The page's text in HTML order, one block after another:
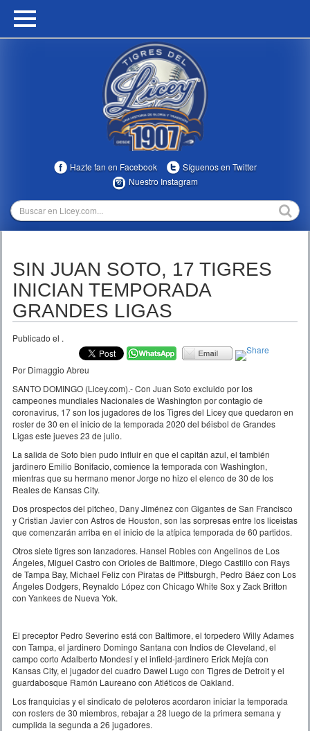
HOME
MULTIMEDIA
TEMPORADAS
Hazte fan en Facebook
Síguenos en Twitter
Nuestro Instagram
SIN JUAN SOTO, 17 TIGRES
INICIAN TEMPORADA
GRANDES LIGAS
Publicado el .
Por Dimaggio Abreu
SANTO DOMINGO (Licey.com).- Con Juan Soto excluido por los
campeones mundiales Nacionales de Washington por contagio de
coronavirus, 17 son los jugadores de los Tigres del Licey que quedaron en
roster de 30 en el inicio de la temporada 2020 del béisbol de Grandes
Ligas este jueves 23 de julio.
La salida de Soto bien pudo influir en que el capitán azul, el también
jardinero Emilio Bonifacio, comience la temporada con Washington,
mientras que su hermano menor Jorge no hizo el elenco de 30 de los
Reales de Kansas City.
Dos prospectos del pitcheo, Dany Jiménez con Gigantes de San Francisco
y Cristian Javier con Astros de Houston, son las sorpresas entre los liceistas
que comenzarán arriba en el inicio de la atípica temporada de 60 partidos.
Otros siete tigres son lanzadores. Hansel Robles con Angelinos de Los
Ángeles, Miguel Castro con Orioles de Baltimore, Diego Castillo con Rays
de Tampa Bay, Michael Feliz con Piratas de Pittsburgh, Pedro Báez con Los
Ángeles Dodgers, Reynaldo López con Chicago White Sox y Zack Britton
con Yankees de Nueva Yok.
El preceptor Pedro Severino está con Baltimore, el torpedero Willy Adames
con Tampa, el jardinero Domingo Santana con Indios de Cleveland, el
campo corto Adalberto Mondesí y el infield-jardinero Erick Mejía con
Kansas City, el jugador del cuadro Dawel Lugo con Tigres de Detroit y el
guardabosque Ramón Laureano con Atléticos de Oakland.
Los franquicias y el sindicato de peloteros acordaron iniciar la temporada
con rosters de 30 miembros, rebajar a 28 luego de la primera semana y
cumplida la segunda a 26 jugadores.